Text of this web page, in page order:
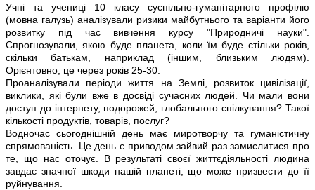
Учні та учениці 10 класу суспільно-гуманітарного профілю
(мовна галузь) аналізували ризики майбутнього та варіанти його
розвитку під час вивчення курсу "Природничі науки".
Спрогнозували, якою буде планета, коли їм буде стільки років,
скільки батькам, наприклад (іншим, близьким людям).
Орієнтовно, це через років 25-30.
Проаналізували періоди життя на Землі, розвиток цивілізації,
виклики, які були вже в досвіді сучасних людей. Чи мали вони
доступ до інтернету, подорожей, глобального спілкування? Такої
кількості продуктів, товарів, послуг?
Водночас сьогоднішній день має миротворчу та гуманістичну
спрямованість. Це день є приводом зайвий раз замислитися про
те, що нас оточує. В результаті своєї життєдіяльності людина
завдає значної шкоди нашій планеті, що може призвести до її
руйнування.